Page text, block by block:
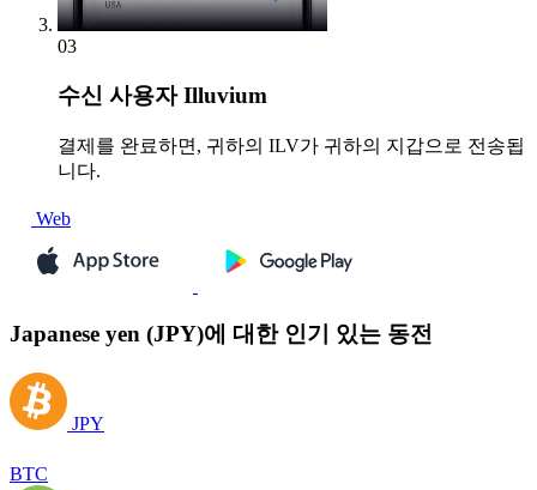
03
수신 사용자 Illuvium
결제를 완료하면, 귀하의 ILV가 귀하의 지갑으로 전송됩
니다.
Web
Japanese yen (JPY)에 대한 인기 있는 동전
JPY
BTC